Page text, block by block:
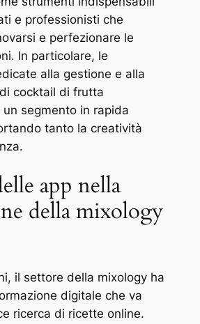
e professionisti che
e perfezionare le
In particolare, le
alla gestione e alla
cocktail di frutta
segmento in rapida
tanto la creatività
app nella
della mixology
il settore della mixology ha
digitale che va
ricerca di ricette online.